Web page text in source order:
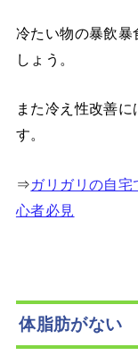
冷たい物の暴飲暴
しょう。
また冷え性改善
す。
⇒ガリガリの自
心者必見
体脂肪がない